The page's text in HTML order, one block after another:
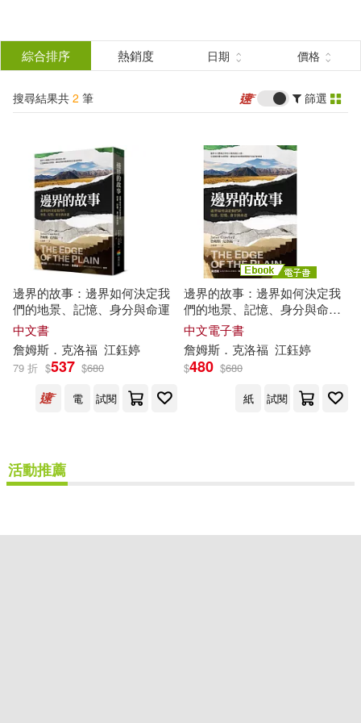
結
分類 (單選)
所有商品(2) 圖書(1)
電子書(1)
作者 (可複選)
詹姆斯．克洛福(2)
出版社 (可複選)
綜合排序 熱銷度 日期 價格
搜尋結果共 2 筆 篩選
邊界的故事：邊界如何決定我
們的地景、記憶、身分與命運
中文書
詹姆斯 ． 克洛福 江鈺婷
79 折 $537 $680
電
試閱
邊界的故事：邊界如何決定我
們的地景、記憶、身分與命運
(電子書)
中文電子書
詹姆斯 ． 克洛福 江鈺婷
$480 $680
紙
試閱
活動推薦